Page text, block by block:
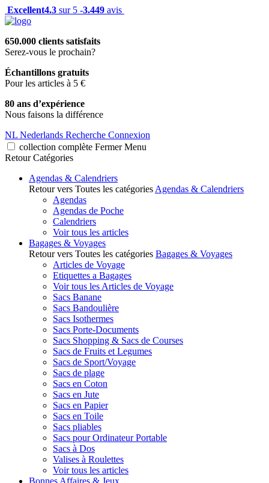
Excellent4.3 sur 5 -3.449 avis
650.000 clients satisfaits
Serez-vous le prochain?
Échantillons gratuits
Pour les articles à 5 €
80 ans d’expérience
Nous faisons la différence
NL Nederlands Recherche Connexion
collection complète Fermer Menu
Retour Catégories
Agendas & Calendriers
Retour vers Toutes les catégories Agendas & Calendriers
Agendas
Agendas de Poche
Calendriers
Voir tous les articles
Bagages & Voyages
Retour vers Toutes les catégories Bagages & Voyages
Articles de Voyage
Etiquettes a Bagages
Voir tous les Articles de Voyage
Sacs Banane
Sacs Bandoulière
Sacs Isothermes
Sacs Porte-Documents
Sacs Shopping & Sacs de Courses
Sacs de Fruits et Legumes
Sacs de Sport/Voyage
Sacs de plage
Sacs en Coton
Sacs en Jute
Sacs en Papier
Sacs en Toile
Sacs pliables
Sacs pour Ordinateur Portable
Sacs à Dos
Valises à Roulettes
Voir tous les articles
Bonnes Affaires & Jeux